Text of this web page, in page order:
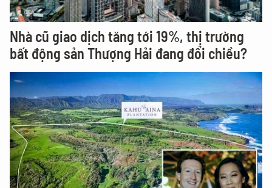
Nhà cũ giao dịch tăng tới 19%, thị trường
bất động sản Thượng Hải đang đổi chiều?